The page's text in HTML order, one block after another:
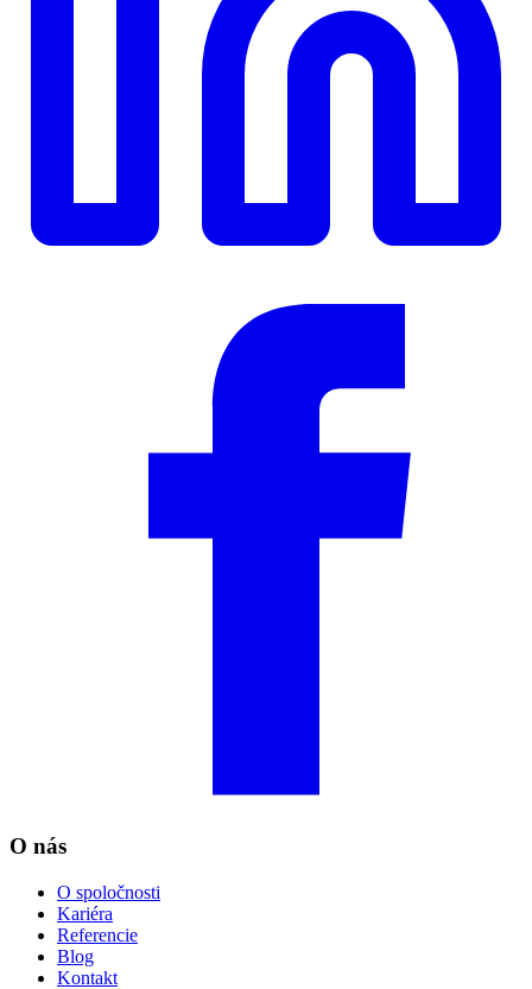
O nás
O spoločnosti
Kariéra
Referencie
Blog
Kontakt